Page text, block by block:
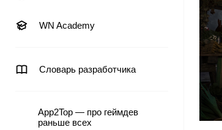
WN Academy
Словарь разработчика
App2Top — про геймдев
раньше всех